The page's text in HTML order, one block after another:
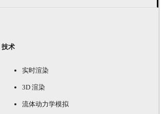
技术
实时渲染
3D 渲染
流体动力学模拟